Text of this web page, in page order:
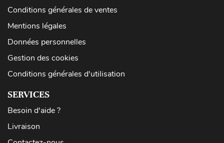
Conditions générales de ventes
Mentions légales
Données personnelles
Gestion des cookies
Conditions générales d'utilisation
SERVICES
Besoin d'aide ?
Livraison